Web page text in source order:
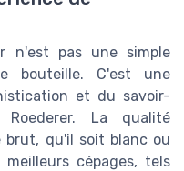
n'est pas une simple
bouteille. C'est une
et du savoir-
La qualité
brut, qu'il soit blanc ou
cépages, tels